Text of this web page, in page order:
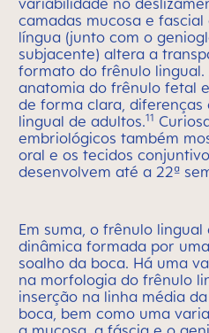
variabilidade no
camadas mucosa e
língua (junto com o
subjacente) altera a
formato do frênulo lingual.
anatomia do frênulo fetal
de forma clara,
lingual de adultos.11
embriológicos também
oral e os tecidos
desenvolvem até a 22ª
Em suma, o frênulo
dinâmica formada por
soalho da boca. Há uma
na morfologia do frênulo
inserção na linha média
boca, bem como uma